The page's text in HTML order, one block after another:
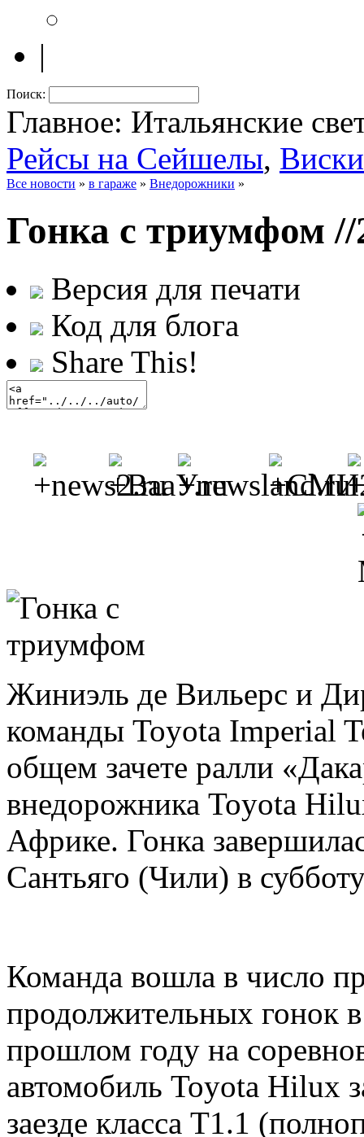
|
Поиск:
Главное: Итальянские
Рейсы на Сейшелы,
Все новости » в гараже » Внедорожники »
Гонка с триумфом//
Версия для печати
Код для блога
Share This!
Жиниэль де Вильерс и
команды Toyota Imperial
общем зачете ралли
внедорожника Toyota
Африке. Гонка
Сантьяго (Чили) в
Команда вошла в число
продолжительных гонок
прошлом году на
автомобиль Toyota Hilux
заезде класса T1.1